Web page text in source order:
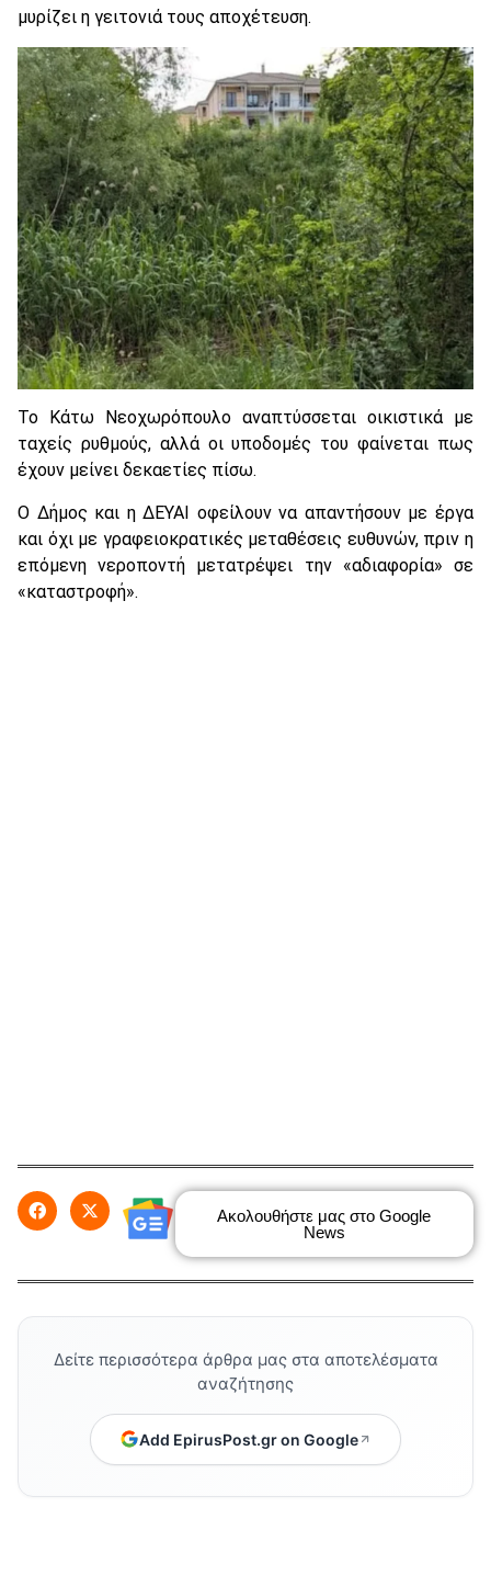
μυρίζει η γειτονιά τους αποχέτευση.
Το Κάτω Νεοχωρόπουλο αναπτύσσεται οικιστικά με
ταχείς ρυθμούς, αλλά οι υποδομές του φαίνεται πως
έχουν μείνει δεκαετίες πίσω.
Ο Δήμος και η ΔΕΥΑΙ οφείλουν να απαντήσουν με έργα
και όχι με γραφειοκρατικές μεταθέσεις ευθυνών, πριν η
επόμενη νεροποντή μετατρέψει την «αδιαφορία» σε
«καταστροφή».
Ακολουθήστε μας στο Google
News
Δείτε περισσότερα άρθρα μας στα αποτελέσματα
αναζήτησης
Add EpirusPost.gr on Google